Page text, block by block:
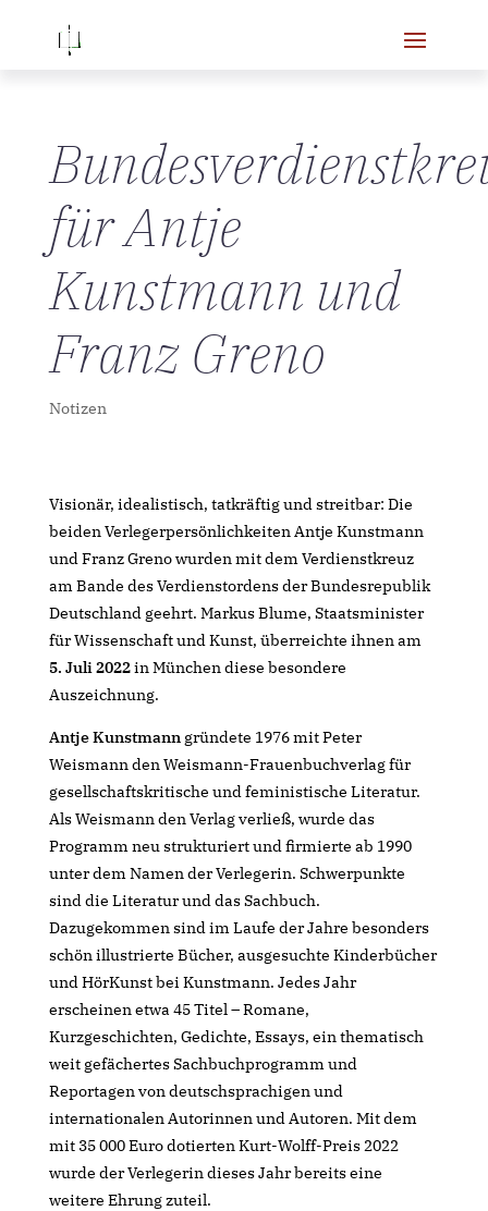
für Antje
Kunstmann und
Franz Greno
Notizen
Visionär, idealistisch, tatkräftig und streitbar: Die
beiden Verlegerpersönlichkeiten Antje Kunstmann
und Franz Greno wurden mit dem Verdienstkreuz
am Bande des Verdienstordens der Bundesrepublik
Deutschland geehrt. Markus Blume, Staatsminister
für Wissenschaft und Kunst, überreichte ihnen am
5. Juli 2022in München diese besondere
Auszeichnung.
Antje Kunstmann gründete 1976 mit Peter
Weismann den Weismann-Frauenbuchverlag für
gesellschaftskritische und feministische Literatur.
Als Weismann den Verlag verließ, wurde das
Programm neu strukturiert und firmierte ab 1990
unter dem Namen der Verlegerin. Schwerpunkte
sind die Literatur und das Sachbuch.
Dazugekommen sind im Laufe der Jahre besonders
schön illustrierte Bücher, ausgesuchte Kinderbücher
und HörKunst bei Kunstmann. Jedes Jahr
erscheinen etwa 45 Titel – Romane,
Kurzgeschichten, Gedichte, Essays, ein thematisch
weit gefächertes Sachbuchprogramm und
Reportagen von deutschsprachigen und
internationalen Autorinnen und Autoren. Mit dem
mit 35 000 Euro dotierten Kurt-Wolff-Preis 2022
wurde der Verlegerin dieses Jahr bereits eine
weitere Ehrung zuteil.